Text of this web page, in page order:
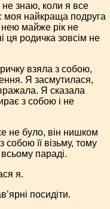
не знаю, коли я все
моя найкраща подруга
нею майже рік не
ця родичка зовсім не
взяла з собою,
Я засмутилася,
Я сказала
з собою і не
не було, він нишком
її візьму, тому
параді.
я.
посидіти.